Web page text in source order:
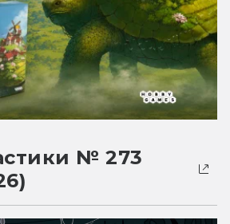
№ 273